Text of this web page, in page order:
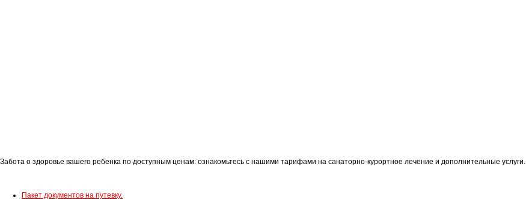
Забота о здоровье вашего ребенка по доступным ценам: ознакомьтесь с нашими тарифами на санаторно-курортное лечение и дополнительные услуги.
Пакет документов на путевку.